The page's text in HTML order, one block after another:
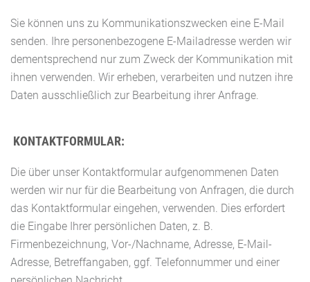
Sie können uns zu Kommunikationszwecken eine E-Mail
senden. Ihre personenbezogene E-Mailadresse werden wir
dementsprechend nur zum Zweck der Kommunikation mit
ihnen verwenden. Wir erheben, verarbeiten und nutzen ihre
Daten ausschließlich zur Bearbeitung ihrer Anfrage.
KONTAKTFORMULAR:
Die über unser Kontaktformular aufgenommenen Daten
werden wir nur für die Bearbeitung von Anfragen, die durch
das Kontaktformular eingehen, verwenden. Dies erfordert
die Eingabe Ihrer persönlichen Daten, z. B.
Firmenbezeichnung, Vor-/Nachname, Adresse, E-Mail-
Adresse, Betreffangaben, ggf. Telefonnummer und einer